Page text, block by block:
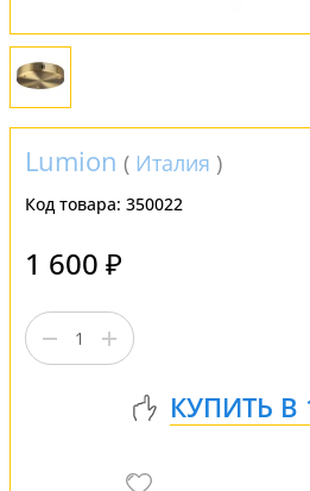
Lumion ( Италия )
Код товара: 350022
1 600 ₽